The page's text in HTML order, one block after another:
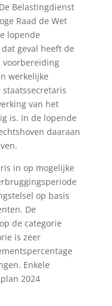
Belastingdienst
Raad de Wet
lopende
geval heeft de
werkelijke
van het
is. In de lopende
daaraan
in op mogelijke
op basis
De
de categorie
is zeer
Enkele
2024